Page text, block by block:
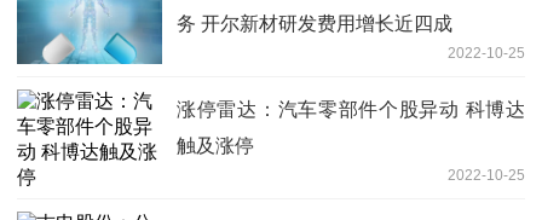
务 开尔新材研发费用增长近四成
2022-10-25
涨停雷达：汽车零部件个股异动 科博达
触及涨停
2022-10-25